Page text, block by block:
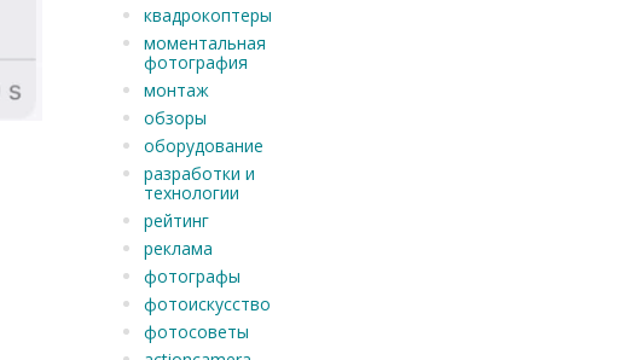
квадрокоптеры
моментальная
фотография
монтаж
обзоры
оборудование
разработки и
технологии
рейтинг
реклама
фотографы
фотоискусство
фотосоветы